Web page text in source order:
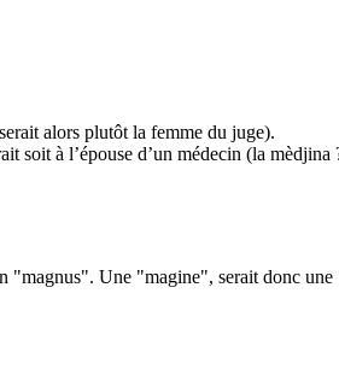
alors plutôt la femme du juge).
à l’épouse d’un médecin (la
Une "magine", serait donc